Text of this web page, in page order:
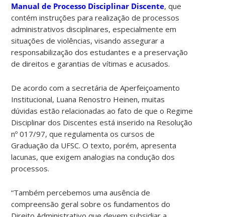
Manual de Processo Disciplinar Discente, que
contém instruções para realização de processos
administrativos disciplinares, especialmente em
situações de violências, visando assegurar a
responsabilização dos estudantes e a preservação
de direitos e garantias de vítimas e acusados.
De acordo com a secretária de Aperfeiçoamento
Institucional, Luana Renostro Heinen, muitas
dúvidas estão relacionadas ao fato de que o Regime
Disciplinar dos Discentes está inserido na Resolução
nº 017/97, que regulamenta os cursos de
Graduação da UFSC. O texto, porém, apresenta
lacunas, que exigem analogias na condução dos
processos.
“Também percebemos uma ausência de
compreensão geral sobre os fundamentos do